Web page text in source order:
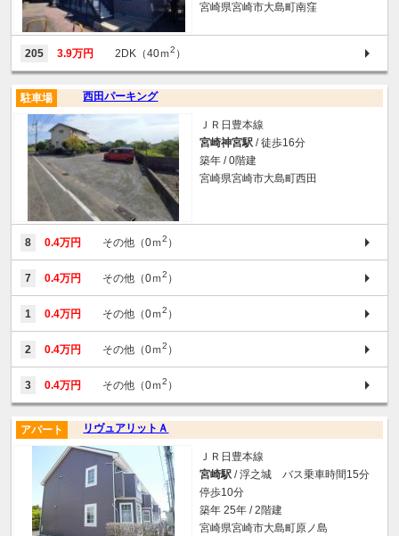
宮崎県宮崎市大島町南窪
205 3.9万円 2DK（40ｍ2 ）
西田パーキング
駐車場
ＪＲ日豊本線
宮崎神宮駅 / 徒歩16分
築年 / 0階建
宮崎県宮崎市大島町西田
8 0.4万円 その他（0ｍ2 ）
7 0.4万円 その他（0ｍ2 ）
1 0.4万円 その他（0ｍ2 ）
2 0.4万円 その他（0ｍ2 ）
3 0.4万円 その他（0ｍ2 ）
リヴュアリットＡ
アパート
ＪＲ日豊本線
宮崎駅 / 浮之城 バス乗車時間15分
停歩10分
築年 25年 / 2階建
宮崎県宮崎市大島町原ノ島